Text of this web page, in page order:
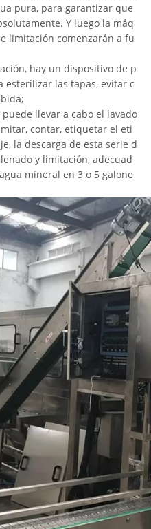
pura, para garantizar que
Y luego la máq
limitación comenzarán a fu
hay un dispositivo de p
esterilizar las tapas, evitar c
llevar a cabo el lavado
contar, etiquetar el eti
la descarga de esta serie d
y limitación, adecuad
mineral en 3 o 5 galone